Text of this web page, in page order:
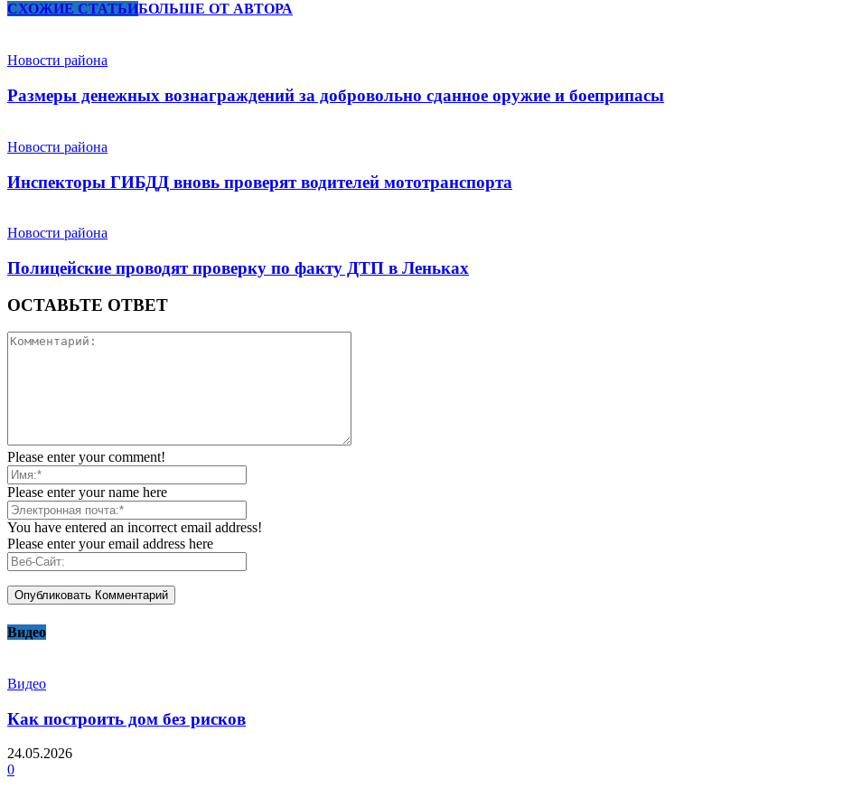
СХОЖИЕ СТАТЬИБОЛЬШЕ ОТ АВТОРА
Новости района
Размеры денежных вознаграждений за добровольно сданное оружие и боеприпасы
Новости района
Инспекторы ГИБДД вновь проверят водителей мототранспорта
Новости района
Полицейские проводят проверку по факту ДТП в Леньках
ОСТАВЬТЕ ОТВЕТ
Please enter your comment!
Please enter your name here
You have entered an incorrect email address!
Please enter your email address here
Видео
Видео
Как построить дом без рисков
24.05.2026
0